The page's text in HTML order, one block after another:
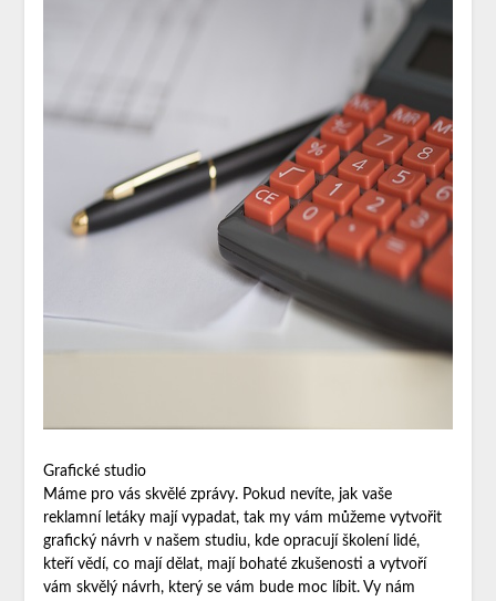
Grafické studio
Máme pro vás skvělé zprávy. Pokud nevíte, jak vaše
reklamní letáky mají vypadat, tak my vám můžeme vytvořit
grafický návrh v našem studiu, kde opracují školení lidé,
kteří vědí, co mají dělat, mají bohaté zkušenosti a vytvoří
vám skvělý návrh, který se vám bude moc líbit. Vy nám